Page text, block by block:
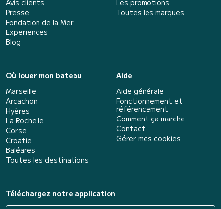
Avis clients
Presse
Fondation de la Mer
Experiences
Blog
Les promotions
Toutes les marques
Où louer mon bateau
Marseille
Arcachon
Hyères
La Rochelle
Corse
Croatie
Baléares
Toutes les destinations
Aide
Aide générale
Fonctionnement et
référencement
Comment ça marche
Contact
Gérer mes cookies
Téléchargez notre application